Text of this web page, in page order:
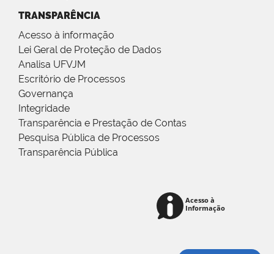
TRANSPARÊNCIA
Acesso à informação
Lei Geral de Proteção de Dados
Analisa UFVJM
Escritório de Processos
Governança
Integridade
Transparência e Prestação de Contas
Pesquisa Pública de Processos
Transparência Pública